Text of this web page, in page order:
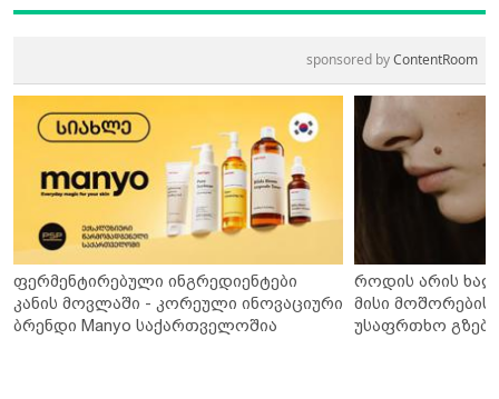
sponsored byContentRoom
ფერმენტირებული ინგრედიენტები
კანის მოვლაში - კორეული ინოვაციური
ბრენდი Manyo საქართველოშია
როდის არის
მისი მოშორების
უსაფრთხო გზები